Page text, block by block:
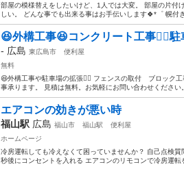
部屋の模様替えをしたいけど、1人では大変。 部屋の片付
しい。 どんな事でも出来る事はお手伝いします🍀*゜ 幌付
😆外構工事😆コンクリート工事👷‍♀️
- 広島 東広島市
便利屋
無料
😆外構工事や駐車場の拡張👷‍♂️ フェンスの取付 ブロック
事承ります。 見積は無料。お気軽にお問い合わせください
エアコンの効きが悪い時
福山駅 広島 福山市 福山駅
便利屋
ホームページ
冷房運転しても冷えなくて困っていませんか？ 自己点検
秒後にコンセントを入れる エアコンのリモコンで冷房運